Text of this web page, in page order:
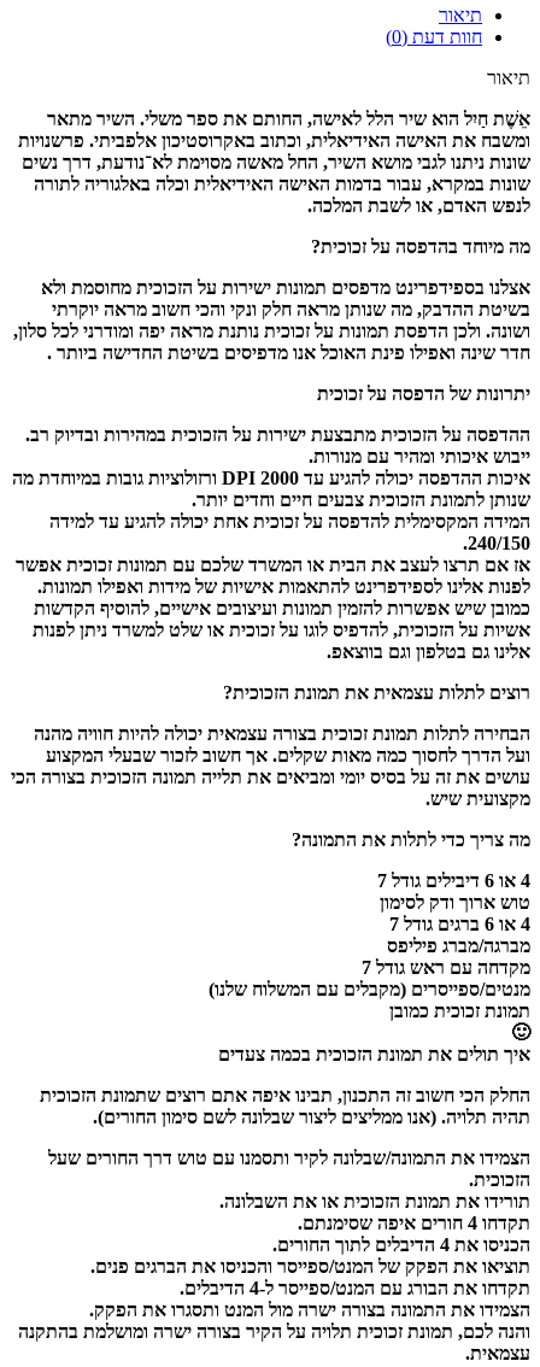
תיאור
חוות דעת (0)
תיאור
אֵשֶׁת חַיִל הוא שיר הלל לאישה, החותם את ספר משלי. השיר מתאר
ומשבח את האישה האידיאלית, וכתוב באקרוסטיכון אלפביתי. פרשנויות
שונות ניתנו לגבי מושא השיר, החל מאשה מסוימת לא־נודעת, דרך נשים
שונות במקרא, עבור בדמות האישה האידיאלית וכלה באלגוריה לתורה
לנפש האדם, או לשבת המלכה.
מה מיוחד בהדפסה על זכוכית?
אצלנו בספידפרינט מדפסים תמונות ישירות על הזכוכית מחוסמת ולא
בשיטת ההדבק, מה שנותן מראה חלק ונקי והכי חשוב מראה יוקרתי
ושונה. ולכן הדפסת תמונות על זכוכית נותנת מראה יפה ומודרני לכל סלון,
חדר שינה ואפילו פינת האוכל אנו מדפיסים בשיטת החדישה ביותר .
יתרונות של הדפסה על זכוכית
ההדפסה על הזכוכית מתבצעת ישירות על הזכוכית במהירות ובדיוק רב.
ייבוש איכותי ומהיר עם מנורות.
איכות ההדפסה יכולה להגיע עד 2000 DPI ורזולוציות גובות במיוחדת מה
שנותן לתמונת הזכוכית צבעים חיים וחדים יותר.
המידה המקסימלית להדפסה על זכוכית אחת יכולה להגיע עד למידה
240/150.
אז אם תרצו לעצב את הבית או המשרד שלכם עם תמונות זכוכית אפשר
לפנות אלינו לספידפרינט להתאמות אישיות של מידות ואפילו תמונות.
כמובן שיש אפשרות להזמין תמונות ועיצובים אישיים, להוסיף הקדשות
אשיות על הזכוכית, להדפיס לוגו על זכוכית או שלט למשרד ניתן לפנות
אלינו גם בטלפון וגם בווצאפ.
רוצים לתלות עצמאית את תמונת הזכוכית?
הבחירה לתלות תמונת זכוכית בצורה עצמאית יכולה להיות חוויה מהנה
ועל הדרך לחסוך כמה מאות שקלים. אך חשוב לזכור שבעלי המקצוע
עושים את זה על בסיס יומי ומביאים את תלייה תמונה הזכוכית בצורה הכי
מקצועית שיש.
מה צריך כדי לתלות את התמונה?
4 או 6 דיבילים גודל 7
טוש ארוך ודק לסימון
4 או 6 ברגים גודל 7
מברגה/מברג פיליפס
מקדחה עם ראש גודל 7
מנטים/ספייסרים (מקבלים עם המשלוח שלנו)
תמונת זכוכית כמובן
🙂
איך תולים את תמונת הזכוכית בכמה צעדים
החלק הכי חשוב זה התכנון, תבינו איפה אתם רוצים שתמונת הזכוכית
תהיה תלויה. (אנו ממליצים ליצור שבלונה לשם סימון החורים).
הצמידו את התמונה/שבלונה לקיר ותסמנו עם טוש דרך החורים שעל
הזכוכית.
תורידו את תמונת הזכוכית או את השבלונה.
תקדחו 4 חורים איפה שסימנתם.
הכניסו את 4 הדיבלים לתוך החורים.
תוציאו את הפקק של המנט/ספייסר והכניסו את הברגים פנים.
תקדחו את הבורג עם המנט/ספייסר ל-4 הדיבלים.
הצמידו את התמונה בצורה ישרה מול המנט ותסגרו את הפקק.
והנה לכם, תמונת זכוכית תלויה על הקיר בצורה ישרה ומושלמת בהתקנה
עצמאית.